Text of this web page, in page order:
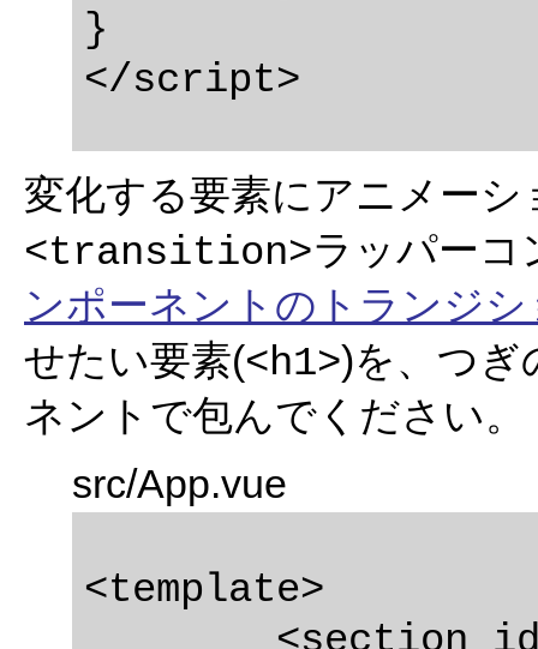
}
変化する要素にアニメー
<transition>ラッパーコ
ンポーネントのトランジ
せたい要素(<h1>)を、つぎ
ネントで包んでください。
src/App.vue
<template>